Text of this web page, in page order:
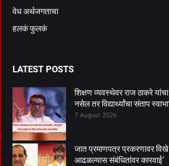
वेध अर्थजगताचा
हलकं फुलकं
LATEST POSTS
शिक्षण व्यवस्थेवर राज ठाकरे
नसेल तर विद्यार्थ्यांचा संताप
7 August 2026
जात प्रमाणपत्र प्रकरणावर विखे
आढळल्यास संबंधितांवर कारवाई’